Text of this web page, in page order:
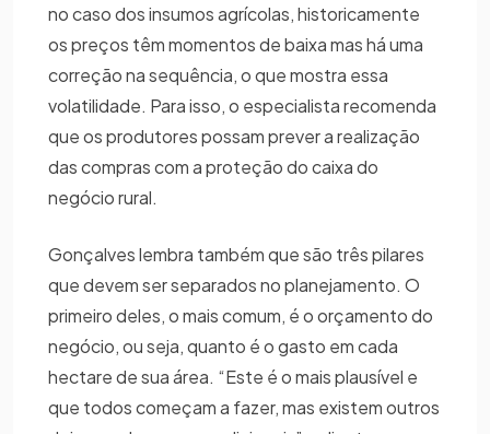
no caso dos insumos agrícolas, historicamente
os preços têm momentos de baixa mas há uma
correção na sequência, o que mostra essa
volatilidade. Para isso, o especialista recomenda
que os produtores possam prever a realização
das compras com a proteção do caixa do
negócio rural.
Gonçalves lembra também que são três pilares
que devem ser separados no planejamento. O
primeiro deles, o mais comum, é o orçamento do
negócio, ou seja, quanto é o gasto em cada
hectare de sua área. “Este é o mais plausível e
que todos começam a fazer, mas existem outros